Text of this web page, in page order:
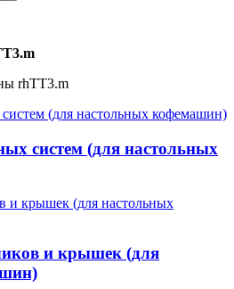
систем (для настольных
и крышек (для